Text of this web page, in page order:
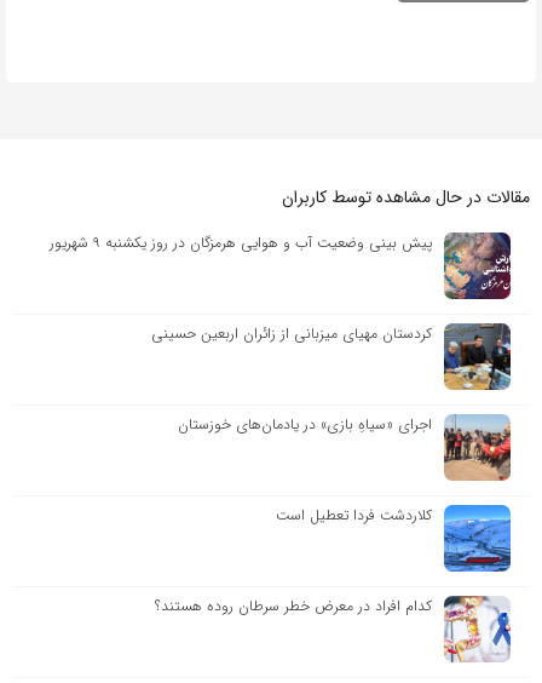
مقالات در حال مشاهده توسط کاربران
پیش بینی وضعیت آب و هوایی هرمزگان در روز یکشنبه ۹ شهریور
کردستان مهیای میزبانی از زائران اربعین حسینی
اجرای «سیاهِ بازی» در یادمان‌های خوزستان
کلاردشت فردا تعطیل است
کدام افراد در معرض خطر سرطان روده هستند؟